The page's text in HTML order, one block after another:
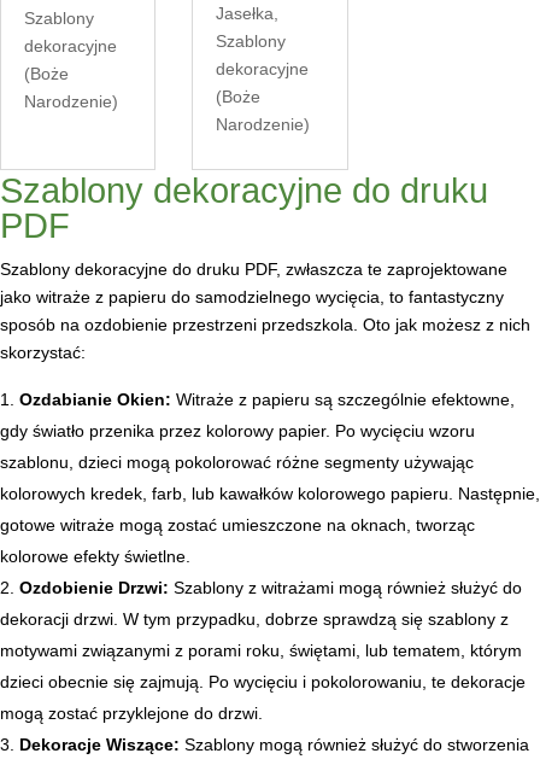
Szablony
dekoracyjne
(Boże
Narodzenie)
Jasełka,
Szablony
dekoracyjne
(Boże
Narodzenie)
Szablony dekoracyjne do druku
PDF
Szablony dekoracyjne do druku PDF, zwłaszcza te zaprojektowane
jako witraże z papieru do samodzielnego wycięcia, to fantastyczny
sposób na ozdobienie przestrzeni przedszkola. Oto jak możesz z nich
skorzystać:
Ozdabianie Okien: Witraże z papieru są szczególnie efektowne,
gdy światło przenika przez kolorowy papier. Po wycięciu wzoru
szablonu, dzieci mogą pokolorować różne segmenty używając
kolorowych kredek, farb, lub kawałków kolorowego papieru. Następnie,
gotowe witraże mogą zostać umieszczone na oknach, tworząc
kolorowe efekty świetlne.
Ozdobienie Drzwi: Szablony z witrażami mogą również służyć do
dekoracji drzwi. W tym przypadku, dobrze sprawdzą się szablony z
motywami związanymi z porami roku, świętami, lub tematem, którym
dzieci obecnie się zajmują. Po wycięciu i pokolorowaniu, te dekoracje
mogą zostać przyklejone do drzwi.
Dekoracje Wiszące: Szablony mogą również służyć do stworzenia